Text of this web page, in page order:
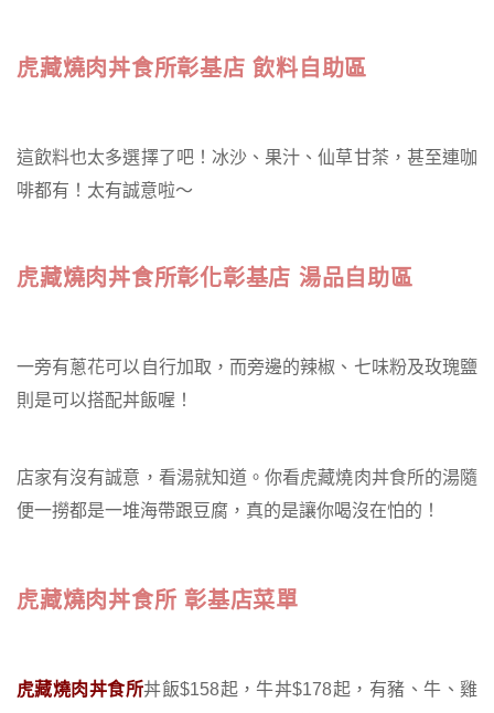
虎藏燒肉丼食所彰基店 飲料自助區
這飲料也太多選擇了吧！冰沙、果汁、仙草甘茶，甚至連咖
啡都有！太有誠意啦～
虎藏燒肉丼食所彰化彰基店 湯品自助區
一旁有蔥花可以自行加取，而旁邊的辣椒、七味粉及玫瑰鹽
則是可以搭配丼飯喔！
店家有沒有誠意，看湯就知道。你看虎藏燒肉丼食所的湯隨
便一撈都是一堆海帶跟豆腐，真的是讓你喝沒在怕的！
虎藏燒肉丼食所 彰基店菜單
虎藏燒肉丼食所丼飯$158起，牛丼$178起，有豬、牛、雞